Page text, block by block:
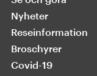
Nyheter
Reseinformation
Broschyrer
Covid-19